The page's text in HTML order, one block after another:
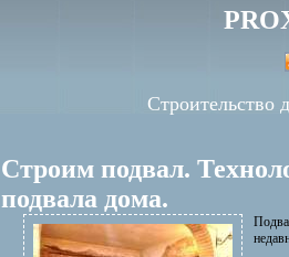
Строительство
Строим подвал.
подвала дома.